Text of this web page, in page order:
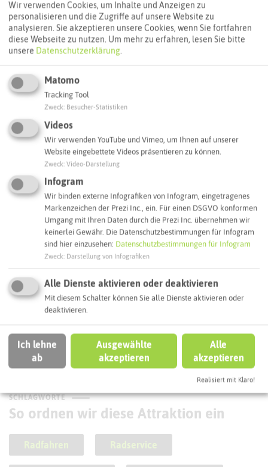
Routenplanung zum Ziel:
ÖPNV-Route finden
Autoroute finden
ATTRAKTIONEN IN DER UMGEBUNG
Was ihr hier noch erleben könnt
HALTERN AM SEE
Ketteler Hof
SCHLAGWORTE
So ordnen wir diese Attraktion ein
Radfahren Radservice
Wir verwenden Cookies, um Inhalte und Anzeigen zu
personalisieren und die Zugriffe auf unsere Website zu
analysieren. Sie akzeptieren unsere Cookies, wenn Sie fortfahren
diese Webseite zu nutzen. Um mehr zu erfahren, lesen Sie bitte
unsere Datenschutzerklärung.
Matomo
Tracking Tool
Zweck Besucher-Statistiken
Videos
Wir verwenden YouTube und Vimeo, um Ihnen auf unserer
Website eingebettete Videos präsentieren zu können.
Zweck Video-Darstellung
Infogram
Wir binden externe Infografiken von Infogram, eingetragenes
Markenzeichen der Prezi Inc., ein. Für einen DSGVO konformen
Umgang mit Ihren Daten durch die Prezi Inc. übernehmen wir
keinerlei Gewähr. Die Datenschutzbestimmungen für Infogram
sind hier einzusehen: Datenschutzbestimmungen für Infogram
Zweck Darstellung von Infografiken
Alle Dienste aktivieren oder deaktivieren
Mit diesem Schalter können Sie alle Dienste aktivieren oder
deaktivieren.
Ich lehne
ab
Ausgewählte
akzeptieren
Alle
akzeptieren
Realisiert mit Klaro!